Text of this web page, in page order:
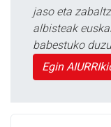
jaso eta
albisteak
babestuko
Egin